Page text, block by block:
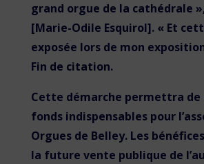
grand orgue de la cathédrale
[Marie-Odile Esquirol]. « Et
exposée lors de mon
Fin de citation.
Cette démarche permettra de
fonds indispensables pour
Orgues de Belley. Les
la future vente publique de